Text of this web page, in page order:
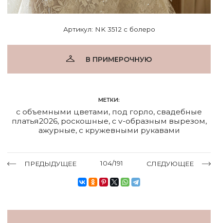
Артикул: NK 3512 с болеро
В ПРИМЕРОЧНУЮ
МЕТКИ:
с объемными цветами, под горло, свадебные
платья2026, роскошные, с v-образным вырезом,
ажурные, с кружевными рукавами
ПРЕДЫДУЩЕЕ 104/191 СЛЕДУЮЩЕЕ